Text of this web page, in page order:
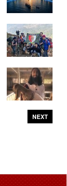
NEXT